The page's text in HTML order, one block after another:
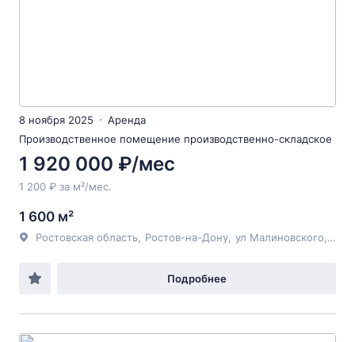
8 ноября 2025
Аренда
Производственное помещение производственно-складское
1 920 000 ₽/мес
1 200 ₽ за м²/мес.
1 600 м²
Ростовская область Ростов-на-Дону ул Малиновского
Подробнее